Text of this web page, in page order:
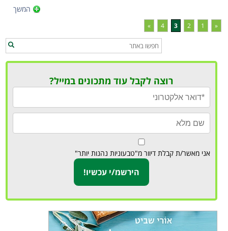
המשך
«
1
2
3
4
»
רוצה לקבל עוד מתכונים במייל?
אני מאשר/ת קבלת דיוור מ"טבעוניות נהנות יותר"